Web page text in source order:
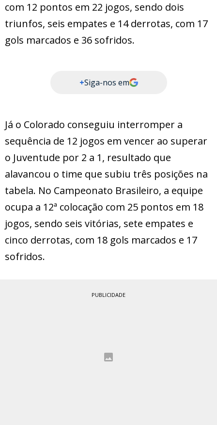
com 12 pontos em 22 jogos, sendo dois
triunfos, seis empates e 14 derrotas, com 17
gols marcados e 36 sofridos.
+Siga-nos em
Já o Colorado conseguiu interromper a
sequência de 12 jogos em vencer ao superar
o Juventude por 2 a 1, resultado que
alavancou o time que subiu três posições na
tabela. No Campeonato Brasileiro, a equipe
ocupa a 12ª colocação com 25 pontos em 18
jogos, sendo seis vitórias, sete empates e
cinco derrotas, com 18 gols marcados e 17
sofridos.
PUBLICIDADE